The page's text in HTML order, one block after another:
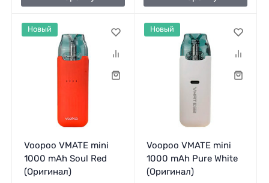
Voopoo VMATE mini
1000 mAh Soul Red
(Оригинал)
Новый
Voopoo VMATE mini
1000 mAh Pure Whitе
(Оригинал)
Новый